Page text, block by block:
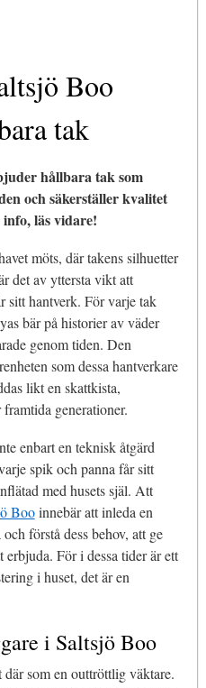
Boo
tak
hållbara tak som
och säkerställer kvalitet
läs vidare!
möts, där takens silhuetter
det av yttersta vikt att
sitt hantverk. För varje tak
bär på historier av väder
genom tiden. Den
som dessa hantverkare
likt en skattkista,
generationer.
enbart en teknisk åtgärd
spik och panna får sitt
med husets själ. Att
Booinnebär att inleda en
förstå dess behov, att ge
För i dessa tider är ett
i huset, det är en
i Saltsjö Boo
som en outtröttlig väktare.